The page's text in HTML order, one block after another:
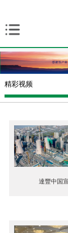
精彩视频
達豐中国